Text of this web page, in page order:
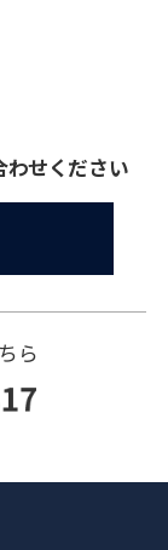
わせください
ら